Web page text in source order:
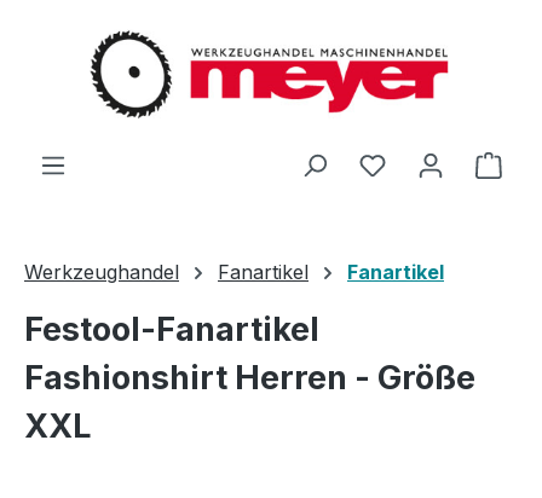
Zum Hauptinhalt springen
Du hast 0
Werkzeughandel Fanartikel Fanartikel
Festool-Fanartikel
Fashionshirt Herren - Größe
XXL